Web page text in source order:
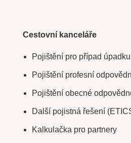
Cestovní kanceláře
Pojištění pro případ úpadku
Pojištění profesní
Pojištění obecné
Další pojistná řešení
Kalkulačka pro partnery